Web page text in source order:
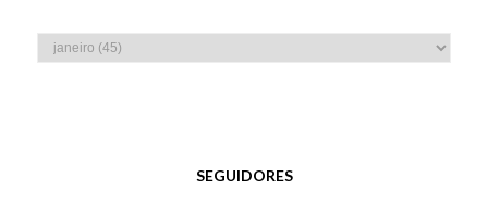
SEGUIDORES